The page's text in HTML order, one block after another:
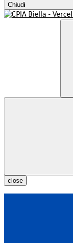
Chiudi
close